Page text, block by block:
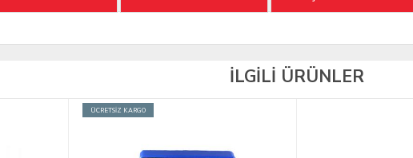
İLGİLİ ÜRÜNLER
ÜCRETSİZ KARGO